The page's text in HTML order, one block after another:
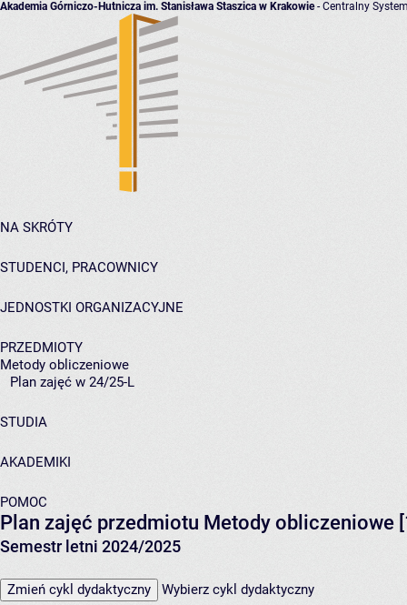
Akademia Górniczo-Hutnicza im. Stanisława Staszica w Krakowie- Centralny
NA SKRÓTY
STUDENCI, PRACOWNICY
JEDNOSTKI ORGANIZACYJNE
PRZEDMIOTY
Metody obliczeniowe
Plan zajęć w 24/25-L
STUDIA
AKADEMIKI
POMOC
Plan zajęć przedmiotu Metody obliczeniowe
Semestr letni 2024/2025
Zmień cykl dydaktyczny Wybierz cykl dydaktyczny